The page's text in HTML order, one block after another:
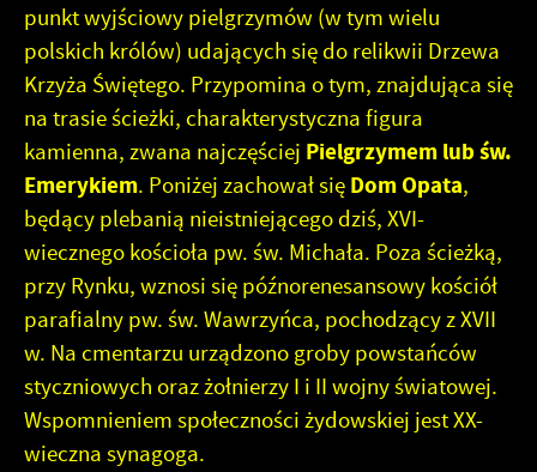
punkt wyjściowy pielgrzymów (w tym wielu
polskich królów) udających się do relikwii Drzewa
Krzyża Świętego. Przypomina o tym, znajdująca się
na trasie ścieżki, charakterystyczna figura
kamienna, zwana najczęściej Pielgrzymem lub św.
Emerykiem. Poniżej zachował się Dom Opata,
będący plebanią nieistniejącego dziś, XVI-
wiecznego kościoła pw. św. Michała. Poza ścieżką,
przy Rynku, wznosi się późnorenesansowy kościół
parafialny pw. św. Wawrzyńca, pochodzący z XVII
w. Na cmentarzu urządzono groby powstańców
styczniowych oraz żołnierzy I i II wojny światowej.
Wspomnieniem społeczności żydowskiej jest XX-
wieczna synagoga.